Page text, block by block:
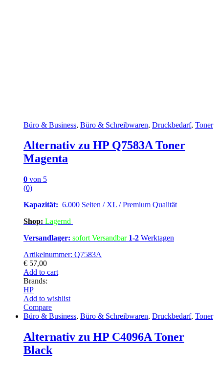
Büro & Business, Büro & Schreibwaren, Druckbedarf, Toner
Alternativ zu HP Q7583A Toner
Magenta
0 von 5
(0)
Kapazität: 6.000 Seiten / XL / Premium Qualität
Shop: Lagernd
Versandlager: sofort Versandbar 1-2 Werktagen
Artikelnummer: Q7583A
€ 57,00
Add to cart
Brands:
HP
Add to wishlist
Compare
Büro & Business, Büro & Schreibwaren, Druckbedarf, Toner
Alternativ zu HP C4096A Toner
Black